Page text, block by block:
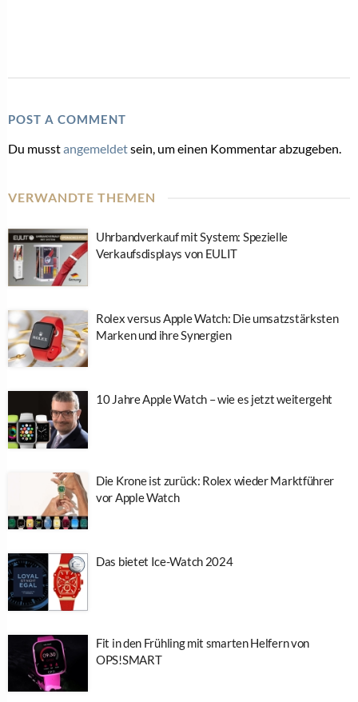
POST A COMMENT
Du musstangemeldetsein, um einen Kommentar abzugeben.
VERWANDTE THEMEN
Uhrbandverkauf mit System: Spezielle
Verkaufsdisplays von EULIT
Rolex versus Apple Watch: Die umsatzstärksten
Marken und ihre Synergien
10 Jahre Apple Watch – wie es jetzt weitergeht
Die Krone ist zurück: Rolex wieder Marktführer
vor Apple Watch
Das bietet Ice-Watch 2024
Fit in den Frühling mit smarten Helfern von
OPS!SMART